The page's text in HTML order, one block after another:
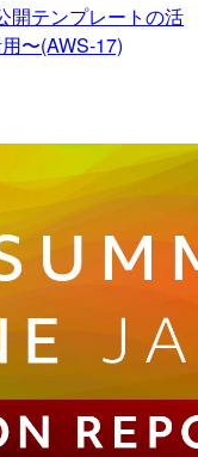
開テンプレートの活
〜(AWS-17)